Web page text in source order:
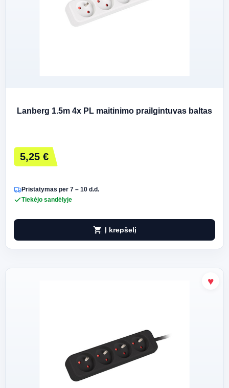
Lanberg 1.5m 4x PL maitinimo prailgintuvas baltas
5,25 €
Pristatymas per 7 – 10 d.d.
Tiekėjo sandėlyje
shopping_cart Į krepšelį